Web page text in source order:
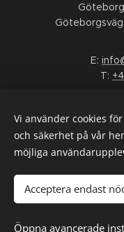
E:
T:
LinkedIn
Vi använder cookies
och säkerhet på vår
möjliga
Acceptera endast
Öppna avancerade